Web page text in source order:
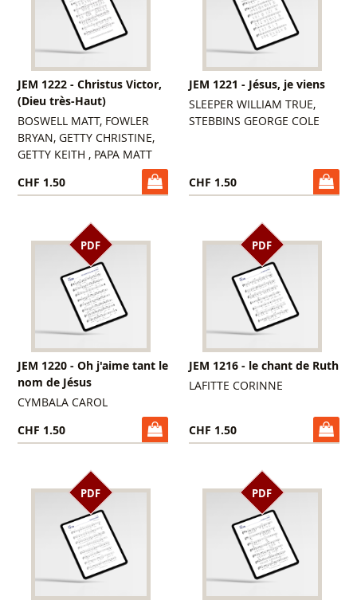
JEM 1222 - Christus Victor,
(Dieu très-Haut)
BOSWELL MATT, FOWLER
BRYAN, GETTY CHRISTINE,
GETTY KEITH , PAPA MATT
CHF 1.50
JEM 1221 - Jésus, je viens
SLEEPER WILLIAM TRUE,
STEBBINS GEORGE COLE
CHF 1.50
PDF
JEM 1220 - Oh j'aime tant le
nom de Jésus
CYMBALA CAROL
CHF 1.50
PDF
JEM 1216 - le chant de Ruth
LAFITTE CORINNE
CHF 1.50
PDF PDF